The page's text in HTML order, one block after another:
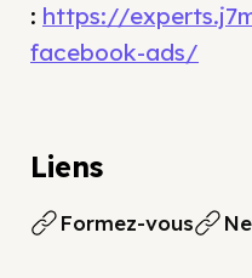
: https://
facebook-ads/
Liens
Formez-vous